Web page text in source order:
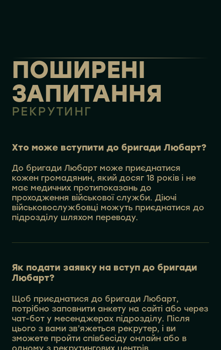
ПОШИРЕНІ
ЗАПИТАННЯ
РЕКРУТИНГ
Хто може вступити до бригади Любарт?
До бригади Любарт може приєднатися
кожен громадянин, який досяг 18 років і не
має медичних протипоказань до
проходження військової служби. Діючі
військовослужбовці можуть приєднатися до
підрозділу шляхом переводу.
Як подати заявку на вступ до бригади
Любарт?
Щоб приєднатися до бригади Любарт,
потрібно заповнити анкету на сайті або через
чат-бот у месенджерах підрозділу. Після
цього з вами зв’яжеться рекрутер, і ви
зможете пройти співбесіду онлайн або в